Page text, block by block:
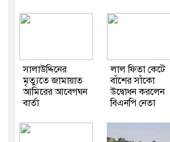
সালাউদ্দিনের
মৃত্যুতে জামায়াত
আমিরের আবেগঘন
বার্তা
লাল ফিতা কেটে
বাঁশের সাঁকো
উদ্বোধন করলেন
বিএনপি নেতা